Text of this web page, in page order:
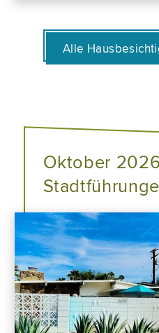
Alle
Oktober